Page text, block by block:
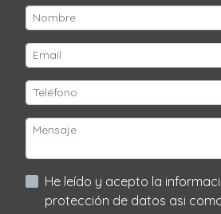
He leído y acepto la información básica sobre
protección de datos asi